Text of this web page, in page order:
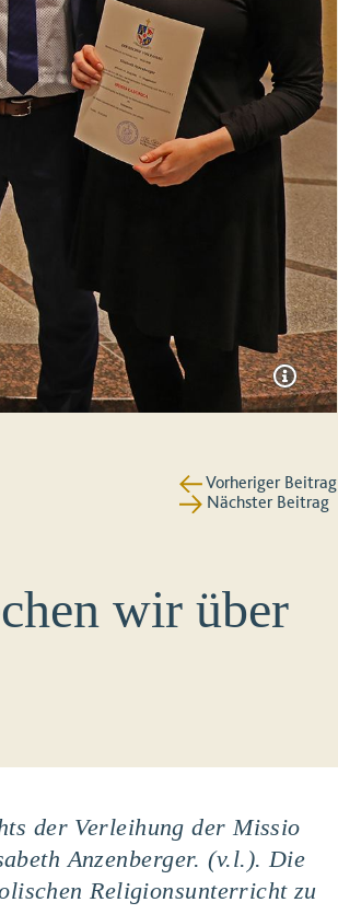
Vorheriger Beitrag
Nächster Beitrag
wir über
der Verleihung der Missio
Anzenberger. (v.l.). Die
Religionsunterricht zu